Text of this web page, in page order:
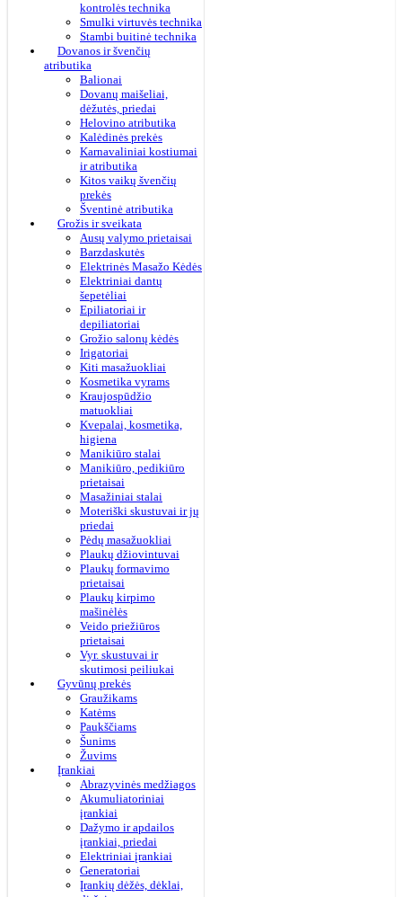
kontrolės technika
Smulki virtuvės technika
Stambi buitinė technika
Dovanos ir švenčių
atributika
Balionai
Dovanų maišeliai,
dėžutės, priedai
Helovino atributika
Kalėdinės prekės
Karnavaliniai kostiumai
ir atributika
Kitos vaikų švenčių
prekės
Šventinė atributika
Grožis ir sveikata
Ausų valymo prietaisai
Barzdaskutės
Elektrinės Masažo Kėdės
Elektriniai dantų
šepetėliai
Epiliatoriai ir
depiliatoriai
Grožio salonų kėdės
Irigatoriai
Kiti masažuokliai
Kosmetika vyrams
Kraujospūdžio
matuokliai
Kvepalai, kosmetika,
higiena
Manikiūro stalai
Manikiūro, pedikiūro
prietaisai
Masažiniai stalai
Moteriški skustuvai ir jų
priedai
Pėdų masažuokliai
Plaukų džiovintuvai
Plaukų formavimo
prietaisai
Plaukų kirpimo
mašinėlės
Veido priežiūros
prietaisai
Vyr. skustuvai ir
skutimosi peiliukai
Gyvūnų prekės
Graužikams
Katėms
Paukščiams
Šunims
Žuvims
Įrankiai
Abrazyvinės medžiagos
Akumuliatoriniai
įrankiai
Dažymo ir apdailos
įrankiai, priedai
Elektriniai įrankiai
Generatoriai
Įrankių dėžės, dėklai,